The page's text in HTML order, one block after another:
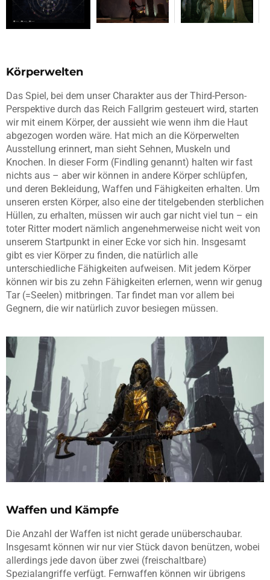
Körperwelten
Das Spiel, bei dem unser Charakter aus der Third-Person-
Perspektive durch das Reich Fallgrim gesteuert wird, starten
wir mit einem Körper, der aussieht wie wenn ihm die Haut
abgezogen worden wäre. Hat mich an die Körperwelten
Ausstellung erinnert, man sieht Sehnen, Muskeln und
Knochen. In dieser Form (Findling genannt) halten wir fast
nichts aus – aber wir können in andere Körper schlüpfen,
und deren Bekleidung, Waffen und Fähigkeiten erhalten. Um
unseren ersten Körper, also eine der titelgebenden sterblichen
Hüllen, zu erhalten, müssen wir auch gar nicht viel tun – ein
toter Ritter modert nämlich angenehmerweise nicht weit von
unserem Startpunkt in einer Ecke vor sich hin. Insgesamt
gibt es vier Körper zu finden, die natürlich alle
unterschiedliche Fähigkeiten aufweisen. Mit jedem Körper
können wir bis zu zehn Fähigkeiten erlernen, wenn wir genug
Tar (=Seelen) mitbringen. Tar findet man vor allem bei
Gegnern, die wir natürlich zuvor besiegen müssen.
Waffen und Kämpfe
Die Anzahl der Waffen ist nicht gerade unüberschaubar.
Insgesamt können wir nur vier Stück davon benützen, wobei
allerdings jede davon über zwei (freischaltbare)
Spezialangriffe verfügt. Fernwaffen können wir übrigens